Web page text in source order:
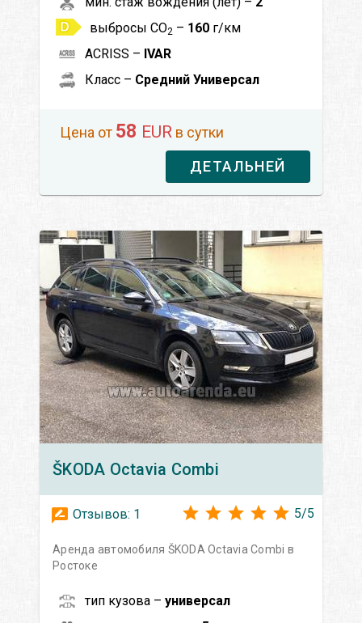
выбросы CO2 – 160 г/км
ACRISS – IVAR
Класс – Средний Универсал
Цена от 58 EUR в сутки
ДЕТАЛЬНЕЙ
ŠKODA Octavia Сombi
Отзывов: 1 5/5
Аренда автомобиля ŠKODA Octavia Сombi в
Ростоке
тип кузова – универсал